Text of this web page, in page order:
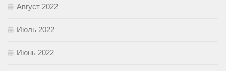
Август 2022
Июль 2022
Июнь 2022